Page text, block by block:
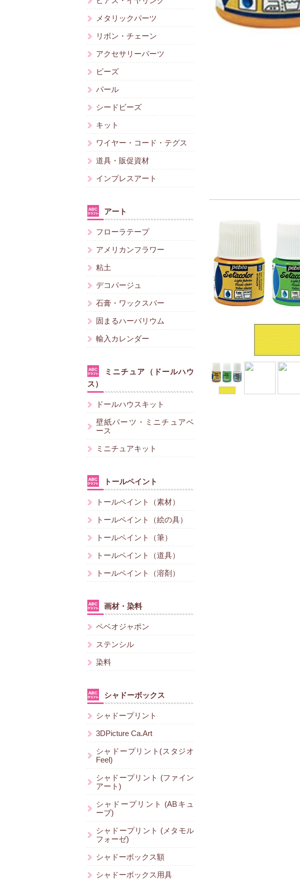
メタリックパーツ
リボン・チェーン
アクセサリーパーツ
ビーズ
パール
シードビーズ
キット
ワイヤー・コード・テグス
道具・販促資材
インプレスアート
アート
フローラテープ
アメリカンフラワー
粘土
デコパージュ
石膏・ワックスバー
固まるハーバリウム
輸入カレンダー
ミニチュア（ドールハウ
ス）
ドールハウスキット
壁紙パーツ・ミニチュアベ
ース
ミニチュアキット
トールペイント
トールペイント（素材）
トールペイント（絵の具）
トールペイント（筆）
トールペイント（道具）
トールペイント（溶剤）
画材・染料
ペベオジャポン
ステンシル
染料
シャドーボックス
シャドープリント
3DPicture Ca.Art
シャドープリント(スタジオ
Feel)
シャドープリント (ファイン
アート)
シャドープリント (ABキュ
ーブ)
シャドープリント (メタモル
フォーゼ)
シャドーボックス額
シャドーボックス用具